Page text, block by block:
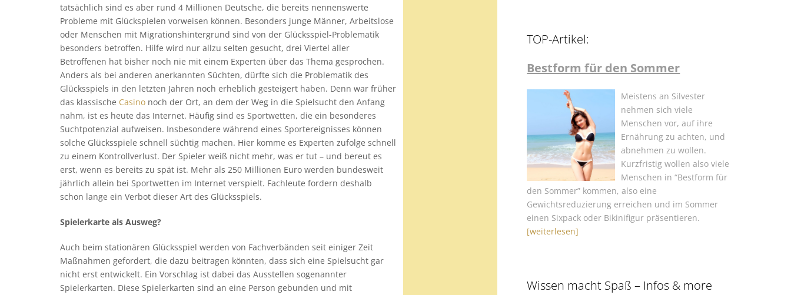
tatsächlich sind es aber rund 4 Millionen Deutsche, die bereits nennenswerte
Probleme mit Glückspielen vorweisen können. Besonders junge Männer, Arbeitslose
oder Menschen mit Migrationshintergrund sind von der Glücksspiel-Problematik
besonders betroffen. Hilfe wird nur allzu selten gesucht, drei Viertel aller
Betroffenen hat bisher noch nie mit einem Experten über das Thema gesprochen.
Anders als bei anderen anerkannten Süchten, dürfte sich die Problematik des
Glücksspiels in den letzten Jahren noch erheblich gesteigert haben. Denn war früher
das klassische Casino noch der Ort, an dem der Weg in die Spielsucht den Anfang
nahm, ist es heute das Internet. Häufig sind es Sportwetten, die ein besonderes
Suchtpotenzial aufweisen. Insbesondere während eines Sportereignisses können
solche Glücksspiele schnell süchtig machen. Hier komme es Experten zufolge schnell
zu einem Kontrollverlust. Der Spieler weiß nicht mehr, was er tut – und bereut es
erst, wenn es bereits zu spät ist. Mehr als 250 Millionen Euro werden bundesweit
jährlich allein bei Sportwetten im Internet verspielt. Fachleute fordern deshalb
schon lange ein Verbot dieser Art des Glücksspiels.
Spielerkarte als Ausweg?
Auch beim stationären Glücksspiel werden von Fachverbänden seit einiger Zeit
Maßnahmen gefordert, die dazu beitragen könnten, dass sich eine Spielsucht gar
nicht erst entwickelt. Ein Vorschlag ist dabei das Ausstellen sogenannter
Spielerkarten. Diese Spielerkarten sind an eine Person gebunden und mit
TOP-Artikel:
Bestform für den Sommer
Meistens an Silvester
nehmen sich viele
Menschen vor, auf ihre
Ernährung zu achten, und
abnehmen zu wollen.
Kurzfristig wollen also viele
Menschen in “Bestform für
den Sommer” kommen, also eine
Gewichtsreduzierung erreichen und im Sommer
einen Sixpack oder Bikinifigur präsentieren.
[weiterlesen]
Wissen macht Spaß – Infos & more